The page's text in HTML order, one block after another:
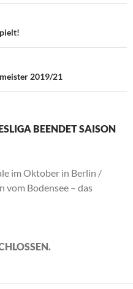
2019/21
BEENDET SAISON
im Oktober in Berlin /
vom Bodensee – das